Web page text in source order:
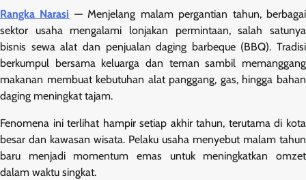
Rangka Narasi —Menjelang malam pergantian tahun, berbagai
sektor usaha mengalami lonjakan permintaan, salah satunya
bisnis sewa alat dan penjualan daging barbeque (BBQ). Tradisi
berkumpul bersama keluarga dan teman sambil memanggang
makanan membuat kebutuhan alat panggang, gas, hingga bahan
daging meningkat tajam.
Fenomena ini terlihat hampir setiap akhir tahun, terutama di kota
besar dan kawasan wisata. Pelaku usaha menyebut malam tahun
baru menjadi momentum emas untuk meningkatkan omzet
dalam waktu singkat.